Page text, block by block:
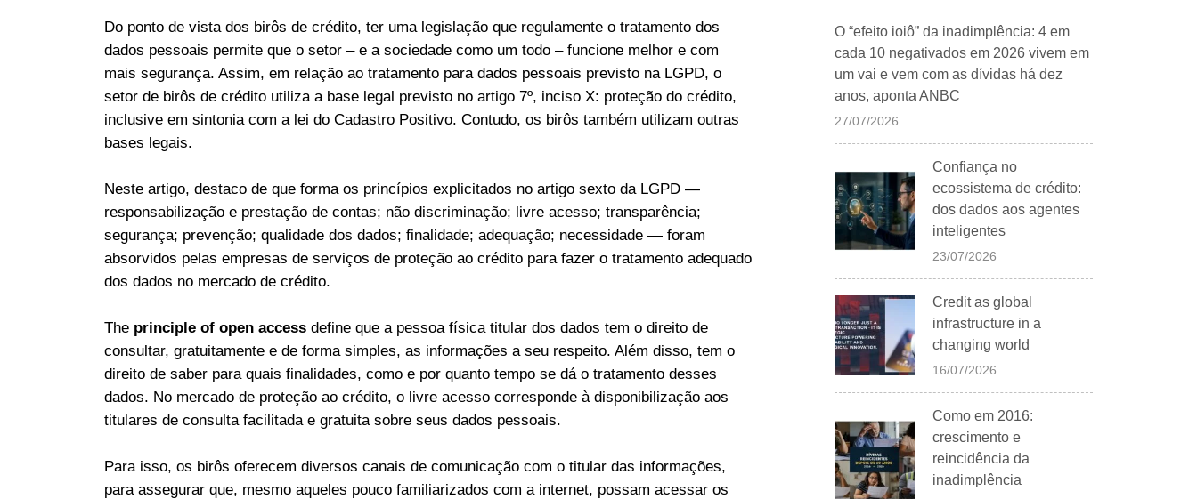
Do ponto de vista dos birôs de crédito, ter uma legislação que regulamente o tratamento dos
dados pessoais permite que o setor – e a sociedade como um todo – funcione melhor e com
mais segurança. Assim, em relação ao tratamento para dados pessoais previsto na LGPD, o
setor de birôs de crédito utiliza a base legal previsto no artigo 7º, inciso X: proteção do crédito,
inclusive em sintonia com a lei do Cadastro Positivo. Contudo, os birôs também utilizam outras
bases legais.
Neste artigo, destaco de que forma os princípios explicitados no artigo sexto da LGPD —
responsabilização e prestação de contas; não discriminação; livre acesso; transparência;
segurança; prevenção; qualidade dos dados; finalidade; adequação; necessidade — foram
absorvidos pelas empresas de serviços de proteção ao crédito para fazer o tratamento adequado
dos dados no mercado de crédito.
The principle of open access define que a pessoa física titular dos dados tem o direito de
consultar, gratuitamente e de forma simples, as informações a seu respeito. Além disso, tem o
direito de saber para quais finalidades, como e por quanto tempo se dá o tratamento desses
dados. No mercado de proteção ao crédito, o livre acesso corresponde à disponibilização aos
titulares de consulta facilitada e gratuita sobre seus dados pessoais.
Para isso, os birôs oferecem diversos canais de comunicação com o titular das informações,
para assegurar que, mesmo aqueles pouco familiarizados com a internet, possam acessar os
O “efeito ioiô” da inadimplência: 4 em
cada 10 negativados em 2026 vivem em
um vai e vem com as dívidas há dez
anos, aponta ANBC
27/07/2026
Confiança no
ecossistema de crédito:
dos dados aos agentes
inteligentes
23/07/2026
Credit as global
infrastructure in a
changing world
16/07/2026
Como em 2016:
crescimento e
reincidência da
inadimplência